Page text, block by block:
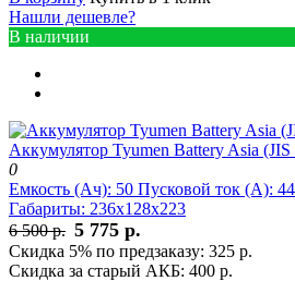
Нашли дешевле?
В наличии
Аккумулятор Tyumen Battery Asia
0
Емкость (Ач): 50 Пусковой ток (А):
Габариты: 236x128x223
6 500 р. 5 775 р.
Скидка 5% по предзаказу: 325 р.
Скидка за старый АКБ: 400 р.